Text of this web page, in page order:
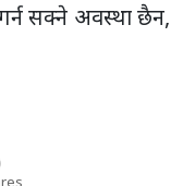
सक्ने अवस्था छैन,